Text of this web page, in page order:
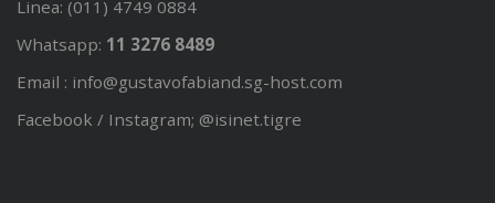
Linea: (011) 4749 0884
Whatsapp: 11 3276 8489
Email : info@gustavofabiand.sg-host.com
Facebook / Instagram; @isinet.tigre